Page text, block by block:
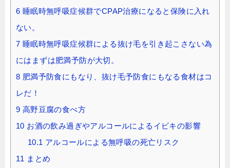
6 睡眠時無呼吸症候群でCPAP治療になると保険に入れ
ない。
7 睡眠時無呼吸症候群による抜け毛を引き起こさない為
にはまずは肥満予防が大切。
8 肥満予防食にもなり、抜け毛予防食にもなる食材はコ
レだ！
9 高野豆腐の食べ方
10 お酒の飲み過ぎやアルコールによるイビキの影響
10.1 アルコールによる無呼吸の死亡リスク
11 まとめ